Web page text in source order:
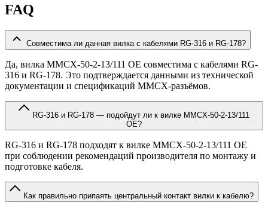
FAQ
Совместима ли данная вилка с кабелями RG-316 и RG-178?
Да, вилка MMCX-50-2-13/111 OE совместима с кабелями RG-
316 и RG-178. Это подтверждается данными из технической
документации и спецификаций MMCX-разъёмов.
OE?
RG-316 и RG-178 подходят к вилке MMCX-50-2-13/111 OE
при соблюдении рекомендаций производителя по монтажу и
подготовке кабеля.
Как правильно припаять центральный контакт вилки к кабелю?